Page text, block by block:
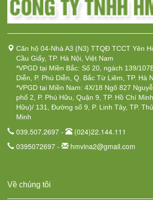
Căn hộ 04-Nhà A3 (N3) TTQĐ TCCT Yên
Cầu Giấy, TP. Hà Nội, Việt Nam
*VPGD tại Miền Bắc: Số 20, ngách 139/
Diễn, P. Phú Diễn, Q. Bắc Từ Liêm, TP. Hà
*VPGD tại Miền Nam: 4X/18 Ngõ 827
phố 2, P. Phú Hữu, Quận 9, TP. Hồ Chí
Hữu)/ 131, Đường số 9, P. Linh Tây, TP.
Minh
039.507.2697 -
(024)22.144.111
0395072697 -
hmvina2@gmail.com
Về chúng tôi